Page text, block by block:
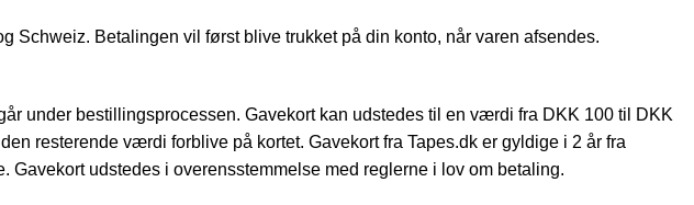
Schweiz. Betalingen vil først blive trukket på din konto, når varen afsendes.
under bestillingsprocessen. Gavekort kan udstedes til en værdi fra DKK 100 til DKK
resterende værdi forblive på kortet. Gavekort fra Tapes.dk er gyldige i 2 år fra
udstedes i overensstemmelse med reglerne i lov om betaling.